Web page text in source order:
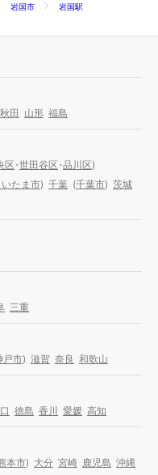
岩国市
岩国駅
秋田 山形 福島
区・世田谷区・品川区)
いたま市) 千葉 (千葉市) 茨城
三重
戸市) 滋賀 奈良 和歌山
徳島 香川 愛媛 高知
本市) 大分 宮崎 鹿児島 沖縄